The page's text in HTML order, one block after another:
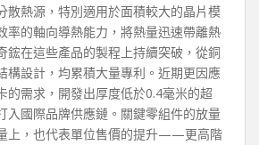
散熱源，特別適用於面積較大的晶片模
率的軸向導熱能力，將熱量迅速帶離熱
鋐在這些產品的製程上持續突破，從銅
構設計，均累積大量專利。近期更因應
的需求，開發出厚度低於0.4毫米的超
入國際品牌供應鏈。關鍵零組件的放量
上，也代表單位售價的提升——更高階